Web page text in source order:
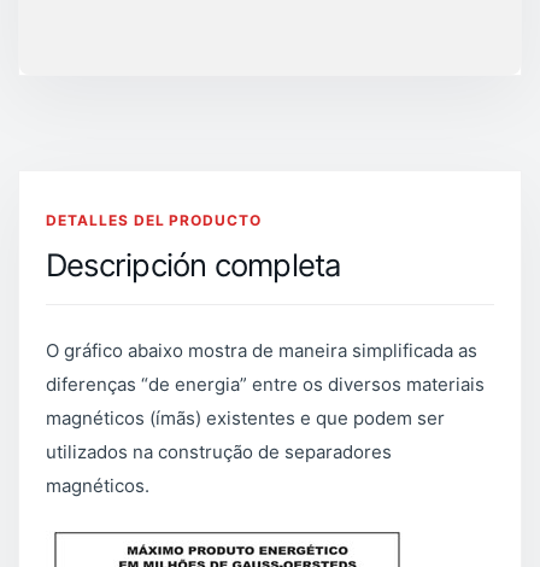
DETALLES DEL PRODUCTO
Descripción completa
O gráfico abaixo mostra de maneira simplificada as
diferenças “de energia” entre os diversos materiais
magnéticos (ímãs) existentes e que podem ser
utilizados na construção de separadores
magnéticos.